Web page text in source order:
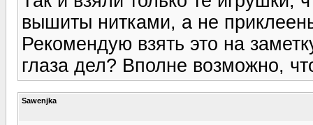
вышиты нитками, а не
Рекомендую взять это на
глаза дел? Вполне возможно,
Sawenjka